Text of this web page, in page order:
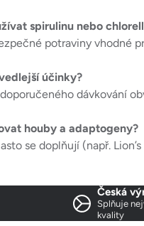
spirulinu nebo
potraviny vhodné
účinky?
dávkování
houby a adaptogeny?
se doplňují (např.
Česká
Splňuje
kvality